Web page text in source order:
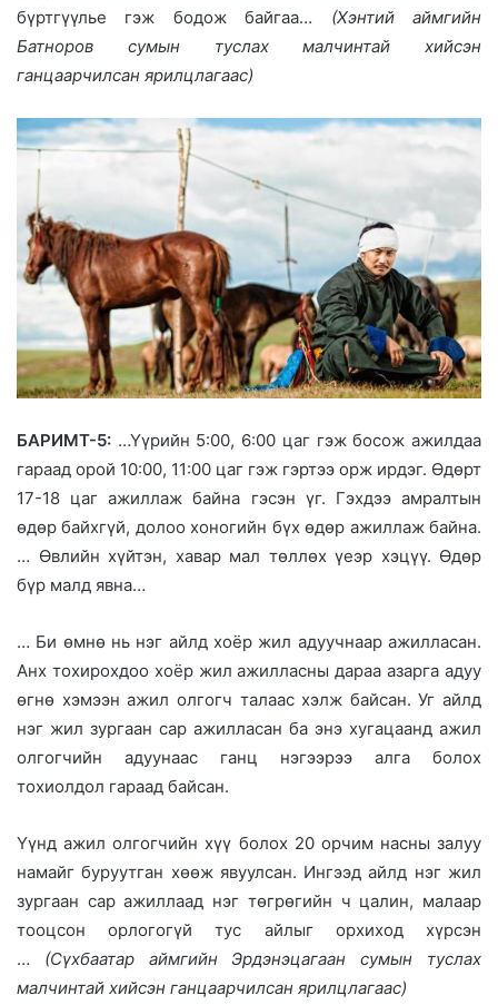
бүртгүүлье гэж бодож байгаа… (Хэнтий аймгийн
Батноров сумын туслах малчинтай хийсэн
ганцаарчилсан ярилцлагаас)
БАРИМТ-5: …Үүрийн 5:00, 6:00 цаг гэж босож ажилдаа
гараад орой 10:00, 11:00 цаг гэж гэртээ орж ирдэг. Өдөрт
17-18 цаг ажиллаж байна гэсэн үг. Гэхдээ амралтын
өдөр байхгүй, долоо хоногийн бүх өдөр ажиллаж байна.
… Өвлийн хүйтэн, хавар мал төллөх үеэр хэцүү. Өдөр
бүр малд явна…
… Би өмнө нь нэг айлд хоёр жил адуучнаар ажилласан.
Анх тохирохдоо хоёр жил ажилласны дараа азарга адуу
өгнө хэмээн ажил олгогч талаас хэлж байсан. Уг айлд
нэг жил зургаан сар ажилласан ба энэ хугацаанд ажил
олгогчийн адуунаас ганц нэгээрээ алга болох
тохиолдол гараад байсан.
Үүнд ажил олгогчийн хүү болох 20 орчим насны залуу
намайг буруутган хөөж явуулсан. Ингээд айлд нэг жил
зургаан сар ажиллаад нэг төгрөгийн ч цалин, малаар
тооцсон орлогогүй тус айлыг орхиход хүрсэн
… (Сүхбаатар аймгийн Эрдэнэцагаан сумын туслах
малчинтай хийсэн ганцаарчилсан ярилцлагаас)